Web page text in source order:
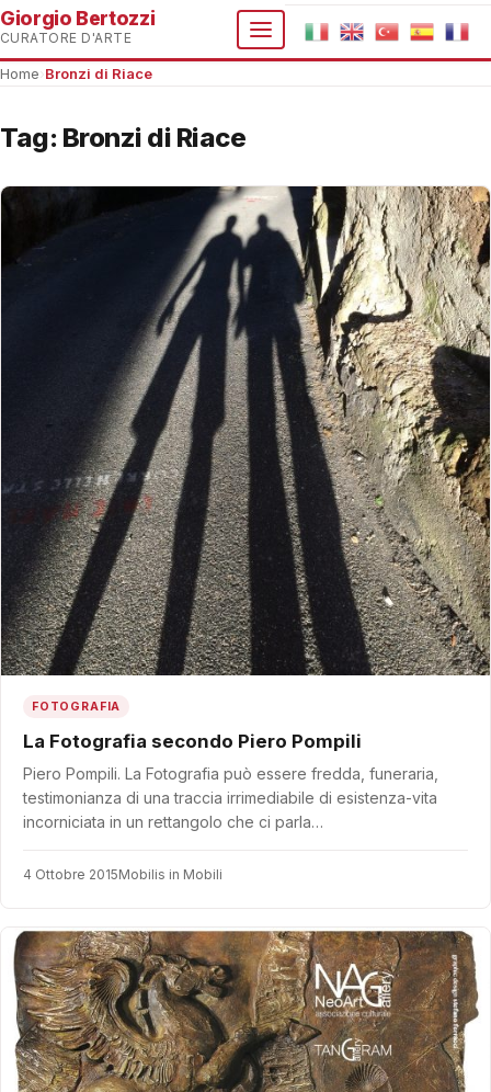
Giorgio Bertozzi
CURATORE D'ARTE
Home Bronzi di Riace
Tag: Bronzi di Riace
FOTOGRAFIA
La Fotografia secondo Piero Pompili
Piero Pompili. La Fotografia può essere fredda, funeraria,
testimonianza di una traccia irrimediabile di esistenza-vita
incorniciata in un rettangolo che ci parla…
4 Ottobre 2015Mobilis in Mobili